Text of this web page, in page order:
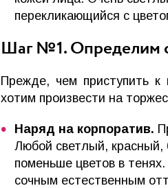
перекликающийся с
Шаг №1. Определим
Прежде, чем приступить
хотим произвести на
Наряд на корпоратив.
Любой светлый, красный,
поменьше цветов в
сочным естественным